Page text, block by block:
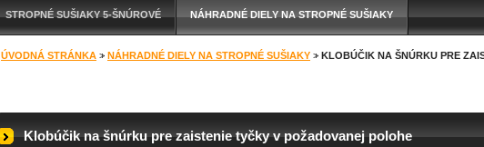
STROPNÉ SUŠIAKY 5-ŠNÚROVÉ NÁHRADNÉ DIELY NA STROPNÉ SUŠIAKY
ÚVODNÁ STRÁNKA > NÁHRADNÉ DIELY NA STROPNÉ SUŠIAKY > KLOBÚČIK NA ŠNÚRKU PRE
Klobúčik na šnúrku pre zaistenie tyčky v požadovanej polohe